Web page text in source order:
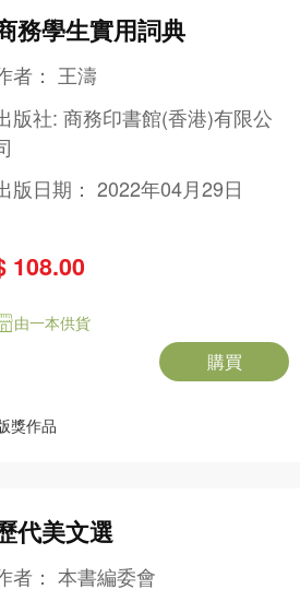
務學生實用詞典
者： 王濤
版社:商務印書館(香港)有限公
版日期：2022年04月29日
108.00
由一本供貨
購買
獎作品
代美文選
者：本書編委會